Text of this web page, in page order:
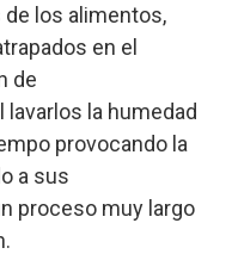
los alimentos,
en el
de
lavarlos la humedad
provocando la
a sus
proceso muy largo